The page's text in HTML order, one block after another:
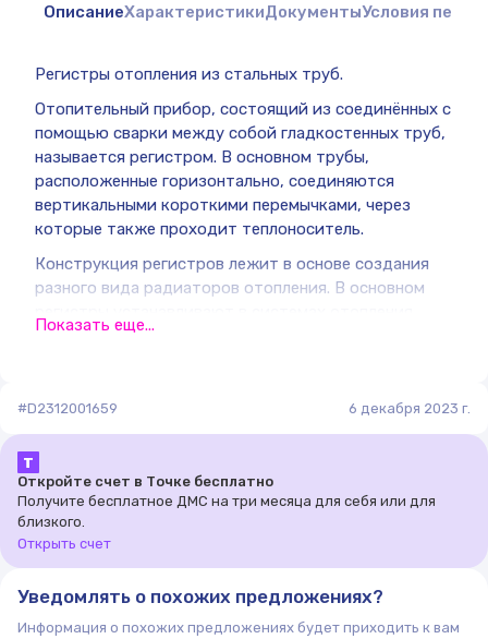
ОписаниеХарактеристикиДокументыУсловия
Регистры отопления из стальных труб.
Отопительный прибор, состоящий из соединённых с
помощью сварки между собой гладкостенных труб,
называется регистром. В основном трубы,
расположенные горизонтально, соединяются
вертикальными короткими перемычками, через
которые также проходит теплоноситель.
Конструкция регистров лежит в основе создания
разного вида радиаторов отопления. В основном
промышленных или технических помещений.
регистры. Обусловлен такой подход тем, что в
продолжительное время охлаждения прибора.
Показать еще...
#D2312001659 6 декабря 2023 г.
Т
Откройте счет в Точке бесплатно
Получите бесплатное ДМС на три месяца для себя или для
близкого.
Открыть счет
Уведомлять о похожих предложениях?
Информация о похожих предложениях будет приходить к вам